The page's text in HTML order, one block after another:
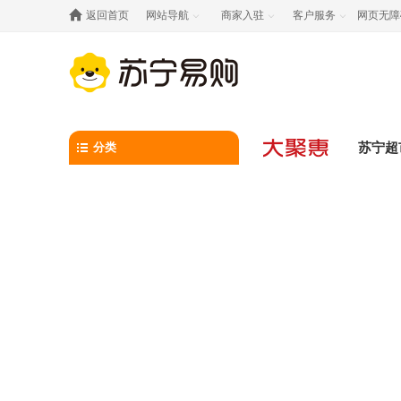
 返回首页 网站导航  商家入驻  客户服务  网页无
分类 苏宁超